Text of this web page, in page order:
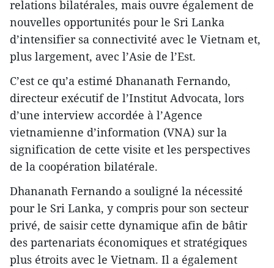
relations bilatérales, mais ouvre également de
nouvelles opportunités pour le Sri Lanka
d’intensifier sa connectivité avec le Vietnam et,
plus largement, avec l’Asie de l’Est.
C’est ce qu’a estimé Dhananath Fernando,
directeur exécutif de l’Institut Advocata, lors
d’une interview accordée à l’Agence
vietnamienne d’information (VNA) sur la
signification de cette visite et les perspectives
de la coopération bilatérale.
Dhananath Fernando a souligné la nécessité
pour le Sri Lanka, y compris pour son secteur
privé, de saisir cette dynamique afin de bâtir
des partenariats économiques et stratégiques
plus étroits avec le Vietnam. Il a également